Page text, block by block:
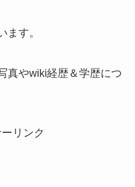
ます。
真やwiki経歴＆学歴につ
リンク